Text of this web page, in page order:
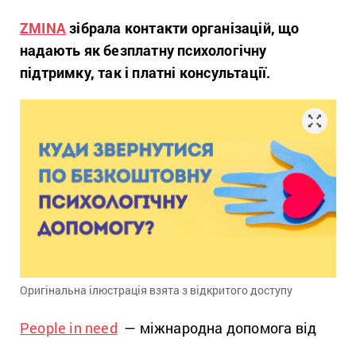
ZMINAзібрала контакти організацій, що
надають як безплатну психологічну
підтримку, так і платні консультації.
Оригінальна ілюстрація взята з відкритого доступу
People in need — міжнародна допомога від